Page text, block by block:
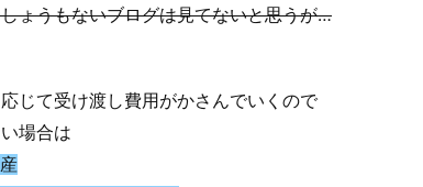
ょうもないブログは見てないと思うが…
じて受け渡し費用がかさんでいくので
場合は